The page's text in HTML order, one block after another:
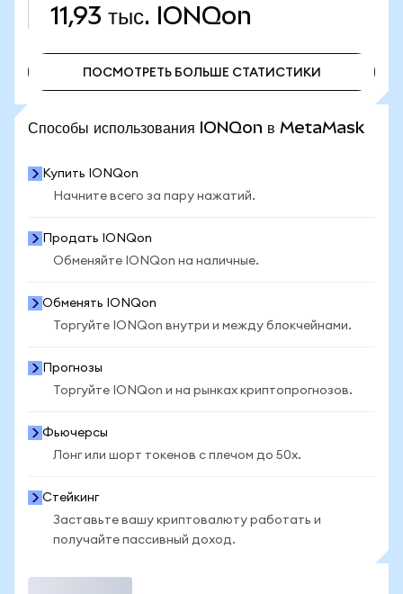
11,93 тыс. IONQon
ПОСМОТРЕТЬ БОЛЬШЕ СТАТИСТИКИ
Способы использования IONQon в MetaMask
Купить IONQon
Начните всего за пару нажатий.
Продать IONQon
Обменяйте IONQon на наличные.
Обменять IONQon
Торгуйте IONQon внутри и между блокчейнами.
Прогнозы
Торгуйте IONQon и на рынках криптопрогнозов.
Фьючерсы
Лонг или шорт токенов с плечом до 50x.
Стейкинг
Заставьте вашу криптовалюту работать и
получайте пассивный доход.